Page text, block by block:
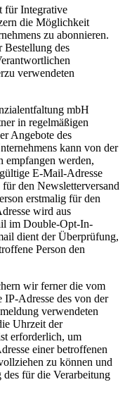
für Integrative
die Möglichkeit
zu abonnieren.
Bestellung des
verwendeten
mbH
in regelmäßigen
Angebote des
kann von der
empfangen werden,
E-Mail-Adresse
den Newsletterversand
erstmalig für den
wird aus
im Double-Opt-In-
dient der Überprüfung,
Person den
wir ferner die vom
IP-Adresse des von der
verwendeten
Uhrzeit der
erforderlich, um
einer betroffenen
zu können und
für die Verarbeitung